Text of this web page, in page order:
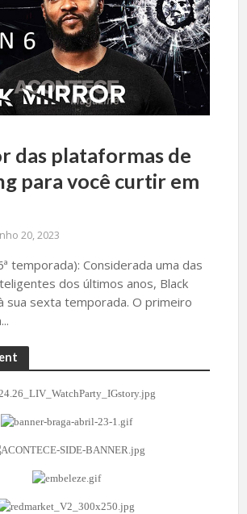
das plataformas de
para você curtir em
20, 2023
temporada): Considerada uma das
dos últimos anos, Black
sua sexta temporada. O primeiro